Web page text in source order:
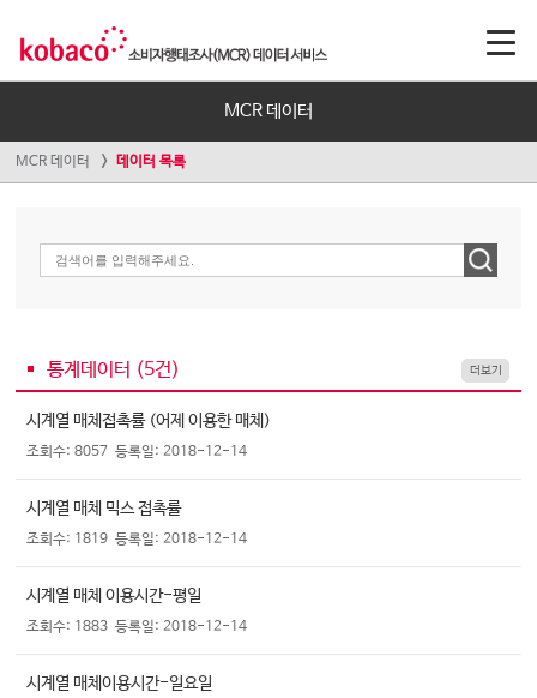
MCR 데이터
MCR 데이터 데이터 목록
통계데이터 (5건) 더보기
시계열 매체접촉률 (어제 이용한 매체)
조회수: 8057 등록일: 2018-12-14
시계열 매체 믹스 접촉률
조회수: 1819 등록일: 2018-12-14
시계열 매체 이용시간-평일
조회수: 1883 등록일: 2018-12-14
시계열 매체이용시간-일요일